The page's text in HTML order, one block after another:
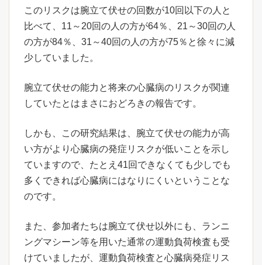
このリスクは腕立て伏せの回数が10回以下の人と
比べて、11～20回の人の方が64％、21～30回の人
の方が84％、31～40回の人の方が75％と徐々に減
少していました。
腕立て伏せの能力と将来の心臓病のリスクが関連
していたとはまさにおどろきの報告です。
しかも、この研究結果は、腕立て伏せの能力が高
い方がより心臓病の発症リスクが低いことを示し
ていますので、たとえ41回できなくても少しでも
多くできれば心臓病にはなりにくいということな
のです。
また、参加者たちは腕立て伏せ以外にも、ランニ
ングマシーン等を用いた通常の運動負荷検査も受
けていましたが、運動負荷検査と心臓病発症リス